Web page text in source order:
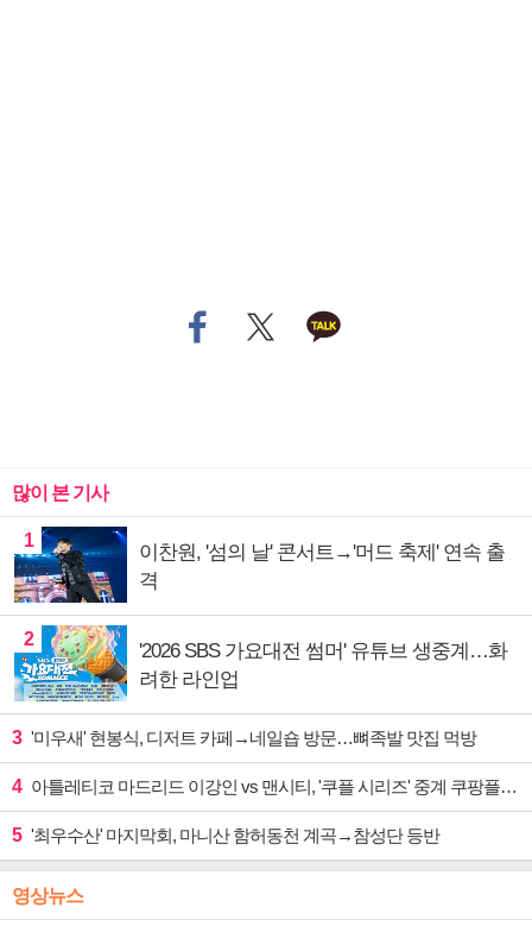
많이 본 기사
1
이찬원, '섬의 날' 콘서트→'머드 축제' 연속 출
격
2
'2026 SBS 가요대전 썸머' 유튜브 생중계…화
려한 라인업
3 '미우새' 현봉식, 디저트 카페→네일숍 방문…뼈족발 맛집 먹방
4 아틀레티코 마드리드 이강인 vs 맨시티, '쿠플 시리즈' 중계 쿠팡플레이
5 '최우수산' 마지막회, 마니산 함허동천 계곡→참성단 등반
영상뉴스